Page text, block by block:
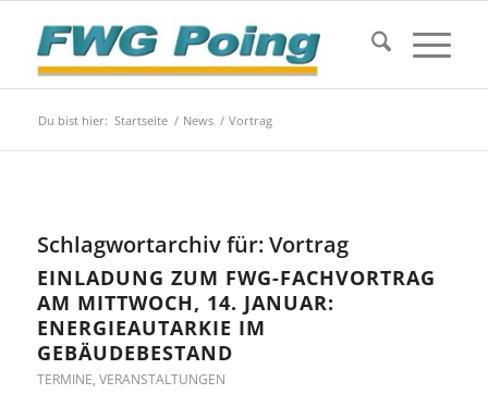
Du bist hier: Startseite / News / Vortrag
Schlagwortarchiv für:Vortrag
EINLADUNG ZUM FWG-FACHVORTRAG
AM MITTWOCH, 14. JANUAR:
ENERGIEAUTARKIE IM
GEBÄUDEBESTAND
TERMINE, VERANSTALTUNGEN